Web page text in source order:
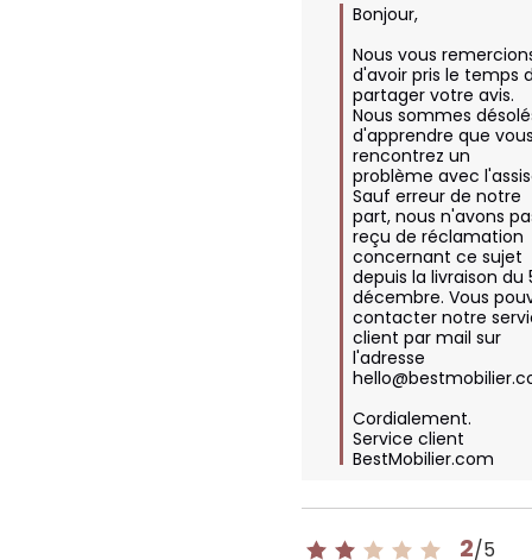
Bonjour,
Nous vous
d'avoir pris le temps
partager votre avis.
Nous sommes
d'apprendre que
rencontrez un
problème avec
Sauf erreur de notre
part, nous n'avons
reçu de réclamation
concernant ce sujet
depuis la livraison du
décembre. Vous
contacter notre
client par mail sur
l'adresse
Cordialement.
Service client
BestMobilier.com
2/5